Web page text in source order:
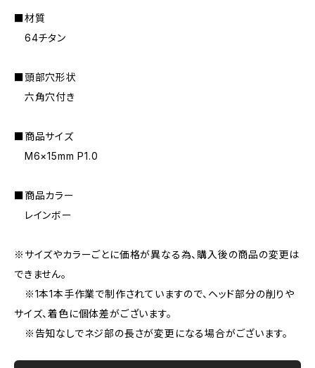
■材質
64チタン
■頭部穴形状
六角穴付き
■商品サイズ
M6×15mm P1.0
■商品カラー
レインボー
※サイズやカラーごとに価格が異なる為、購入後の商品の変更は
できません。
※1本1本手作業で制作されていますので、ヘッド部分の削りや
サイズ、着色に個体差がございます。
※告知なしでネジ部の長さが変更になる場合がございます。